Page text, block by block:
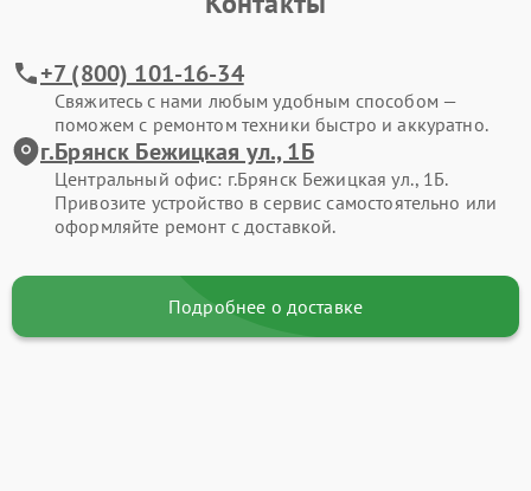
+7 (800) 101-16-34
Свяжитесь с нами любым удобным способом —
поможем с ремонтом техники быстро и аккуратно.
г.Брянск Бежицкая ул., 1Б
Центральный офис: г.Брянск Бежицкая ул., 1Б.
Привозите устройство в сервис самостоятельно или
оформляйте ремонт с доставкой.
Подробнее о доставке